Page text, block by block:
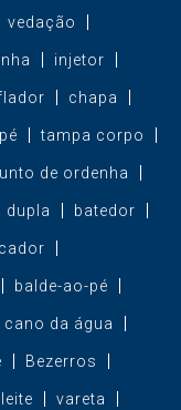
vedação
injetor
chapa
tampa corpo
de ordenha
dupla batedor
balde-ao-pé
cano da água
Bezerros
vareta